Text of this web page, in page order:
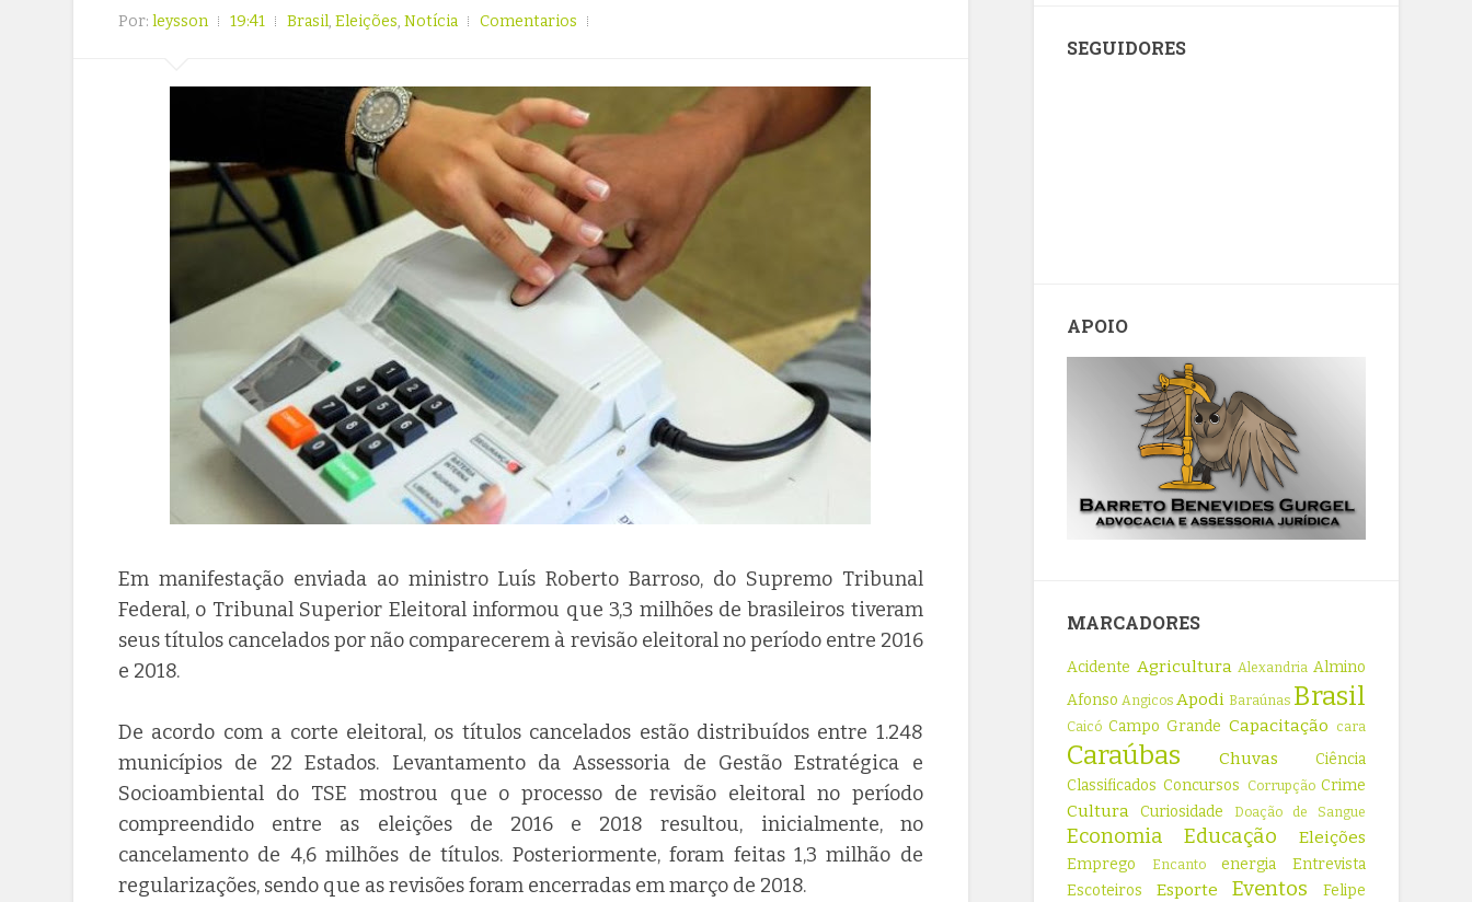
Por:leysson 19:41 Brasil,Eleições,Notícia Comentarios
Em manifestação enviada ao ministro Luís Roberto Barroso, do Supremo Tribunal
Federal, o Tribunal Superior Eleitoral informou que 3,3 milhões de brasileiros tiveram
seus títulos cancelados por não comparecerem à revisão eleitoral no período entre 2016
e 2018.
De acordo com a corte eleitoral, os títulos cancelados estão distribuídos entre 1.248
municípios de 22 Estados. Levantamento da Assessoria de Gestão Estratégica e
Socioambiental do TSE mostrou que o processo de revisão eleitoral no período
compreendido entre as eleições de 2016 e 2018 resultou, inicialmente, no
cancelamento de 4,6 milhões de títulos. Posteriormente, foram feitas 1,3 milhão de
regularizações, sendo que as revisões foram encerradas em março de 2018.
SEGUIDORES
APOIO
MARCADORES
Acidente Agricultura Alexandria Almino
Afonso Angicos Apodi Baraúnas Brasil
Caicó Campo Grande Capacitação cara
Caraúbas Chuvas
Ciência
Classificados Concursos Corrupção Crime
Cultura Curiosidade Doação de Sangue
Economia Educação Eleições
Emprego Encanto energia
Entrevista
Escoteiros
Esporte Eventos
Felipe